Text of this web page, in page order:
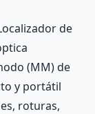
de
(MM) de
y portátil
roturas,